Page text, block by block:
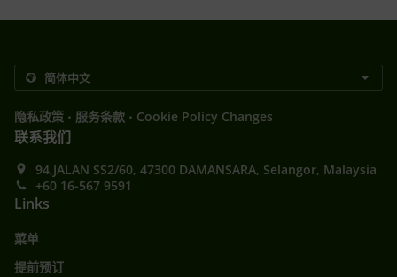
隐私政策 . 服务条款 . Cookie Policy Changes
联系我们
94,JALAN SS2/60, 47300 DAMANSARA, Selangor, Malaysia
+60 16-567 9591
Links
菜单
提前预订